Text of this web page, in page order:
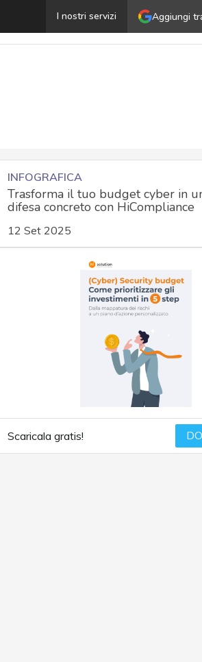
Aggiungi
I nostri servizi
Android nel mirino di APT41:
INFOGRAFICA
Trasforma il tuo budget cyber in
difesa concreto con HiCompliance
12 Set 2025
Scaricala gratis!